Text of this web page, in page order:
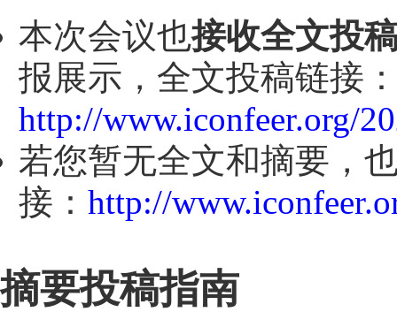
本次会议也接收全文投
报展示，全文投稿链接
http://www.iconfeer.org/
若您暂无全文和摘要，
接： http://
摘要投稿指南